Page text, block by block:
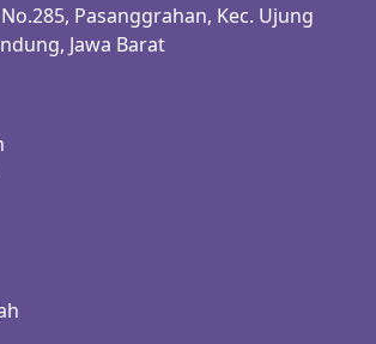
Pasanggrahan, Kec. Ujung
Jawa Barat